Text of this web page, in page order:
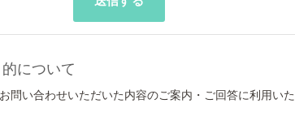
について
問い合わせいただいた内容のご案内・ご回答に利用い